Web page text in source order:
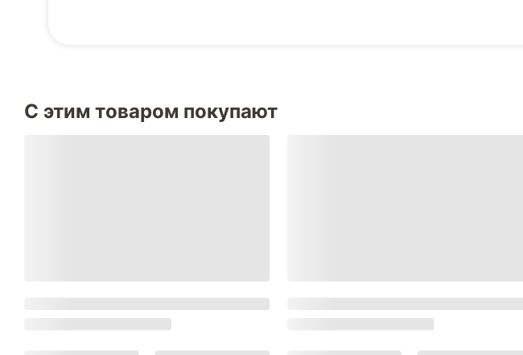
С этим товаром покупают